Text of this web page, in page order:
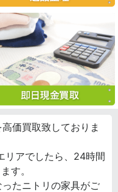
価買取致しておりま
リアでしたら、24時間
す。
たニトリの家具がご